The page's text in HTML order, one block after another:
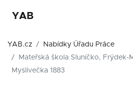
YAB
YAB.cz
Nabídky Úřadu Práce
Mateřská škola Sluníčko, Frýdek-
Myslivečka 1883